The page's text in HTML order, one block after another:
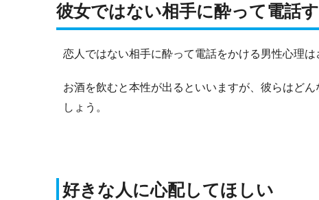
彼女ではない相手に酔って電話
恋人ではない相手に酔って電話をかける男性心理は
お酒を飲むと本性が出るといいますが、彼らはど
しょう。
好きな人に心配してほしい